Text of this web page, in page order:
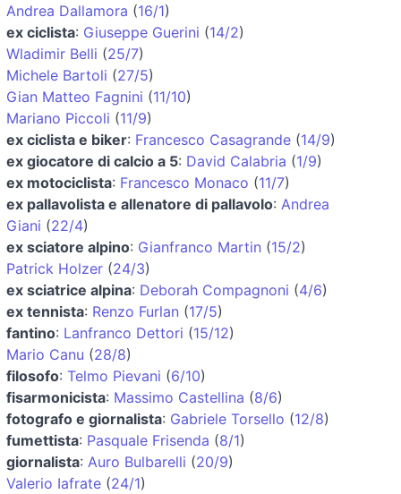
Andrea Dallamora (16/1)
ex ciclista: Giuseppe Guerini (14/2)
Wladimir Belli (25/7)
Michele Bartoli (27/5)
Gian Matteo Fagnini (11/10)
Mariano Piccoli (11/9)
ex ciclista e biker: Francesco Casagrande (14/9)
ex giocatore di calcio a 5: David Calabria (1/9)
ex motociclista: Francesco Monaco (11/7)
ex pallavolista e allenatore di pallavolo: Andrea
Giani (22/4)
ex sciatore alpino: Gianfranco Martin (15/2)
Patrick Holzer (24/3)
ex sciatrice alpina: Deborah Compagnoni (4/6)
ex tennista: Renzo Furlan (17/5)
fantino: Lanfranco Dettori (15/12)
Mario Canu (28/8)
filosofo: Telmo Pievani (6/10)
fisarmonicista: Massimo Castellina (8/6)
fotografo e giornalista: Gabriele Torsello (12/8)
fumettista: Pasquale Frisenda (8/1)
giornalista: Auro Bulbarelli (20/9)
Valerio Iafrate (24/1)